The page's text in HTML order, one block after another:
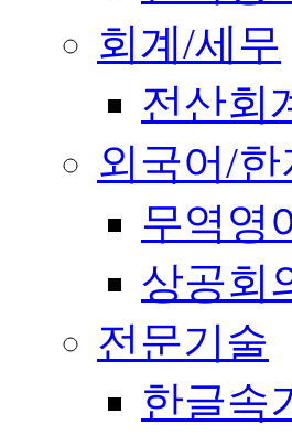
회계/세무
전산회
외국어/한
무역영
상공회
전문기술
한글속